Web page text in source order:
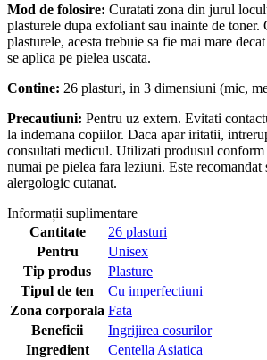
Mod de folosire: Curatati zona din jurul
plasturele dupa exfoliant sau inainte de toner.
plasturele, acesta trebuie sa fie mai mare
se aplica pe pielea uscata.
Contine: 26 plasturi, in 3 dimensiuni (mic,
Precautiuni: Pentru uz extern. Evitati
la indemana copiilor. Daca apar iritatii,
consultati medicul. Utilizati produsul
numai pe pielea fara leziuni. Este recomandat
alergologic cutanat.
Informații suplimentare
Cantitate
26 plasturi
Pentru
Unisex
Tip produs
Plasture
Tipul de ten
Cu imperfectiuni
Zona corporala Fata
Beneficii
Ingrijirea cosurilor
Ingredient
Centella Asiatica